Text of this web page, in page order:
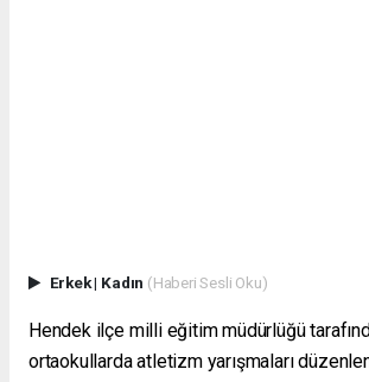
Erkek| Kadın (Haberi Sesli Oku)
Hendek ilçe milli eğitim müdürlüğü
ortaokullarda atletizm yarışmaları